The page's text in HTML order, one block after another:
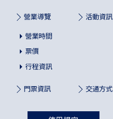
營業導覽
營業時間
票價
行程資訊
活動資訊
門票資訊 交通方式